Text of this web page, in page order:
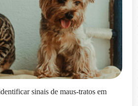
sinais de maus-tratos em